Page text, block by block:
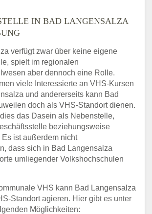
IN BAD LANGENSALZA
verfügt zwar über keine eigene
spielt im regionalen
aber dennoch eine Rolle.
viele Interessierte an VHS-Kursen
und andererseits kann Bad
doch als VHS-Standort dienen.
das Dasein als Nebenstelle,
beziehungsweise
ist außerdem nicht
dass sich in Bad Langensalza
umliegender Volkshochschulen
VHS kann Bad Langensalza
Standort agieren. Hier gibt es unter
Möglichkeiten: